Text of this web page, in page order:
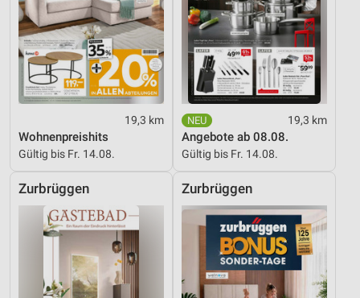
19,3 km
Wohnenpreishits
Gültig bis Fr. 14.08.
19,3 km
Angebote ab 08.08.
Gültig bis Fr. 14.08.
Zurbrüggen Zurbrüggen